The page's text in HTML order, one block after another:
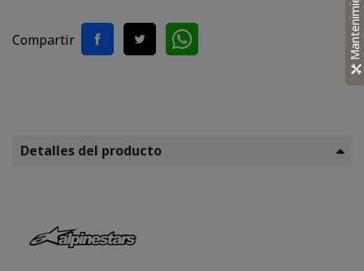
Compartir
Detalles del producto
Mantenimiento